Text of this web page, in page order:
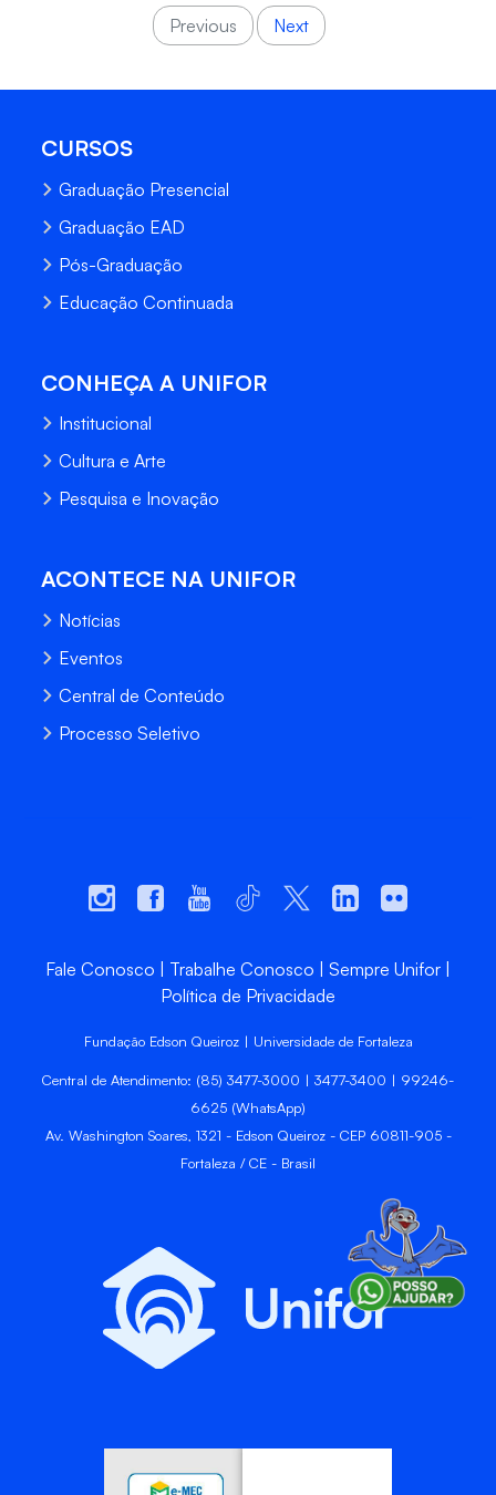
Previous Next
CURSOS
Graduação Presencial
Graduação EAD
Pós-Graduação
Educação Continuada
CONHEÇA A UNIFOR
Institucional
Cultura e Arte
Pesquisa e Inovação
ACONTECE NA UNIFOR
Notícias
Eventos
Central de Conteúdo
Processo Seletivo
Fale Conosco Trabalhe Conosco
Sempre Unifor
Política de Privacidade
Fundação Edson Queiroz | Universidade de Fortaleza
Central de Atendimento: (85) 3477-3000 | 3477-3400 | 99246-
6625 (WhatsApp)
Av. Washington Soares, 1321 - Edson Queiroz - CEP 60811-905 -
Fortaleza / CE - Brasil